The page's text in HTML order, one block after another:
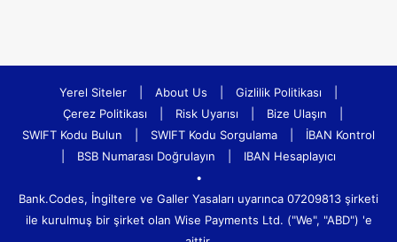
Yerel Siteler About Us Gizlilik Politikası
Çerez Politikası
Risk Uyarısı Bize Ulaşın
SWIFT Kodu Bulun
SWIFT Kodu Sorgulama
İBAN Kontrol
BSB Numarası Doğrulayın
IBAN Hesaplayıcı
•
Bank.Codes, İngiltere ve Galler Yasaları uyarınca 07209813 şirketi
ile kurulmuş bir şirket olan Wise Payments Ltd. ("We", "ABD") 'e